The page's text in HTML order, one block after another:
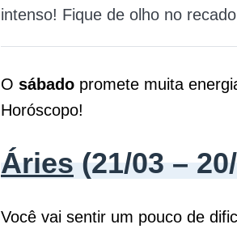
intenso! Fique de olho no
O sábado promete muita
Horóscopo!
Áries(21/03 –
Você vai sentir um pouco de